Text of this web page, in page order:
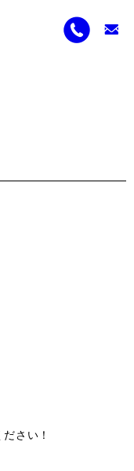
さい！